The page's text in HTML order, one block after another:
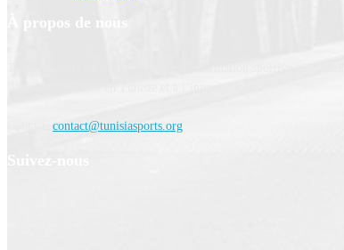
À propos de nous
contact@tunisiasports.org